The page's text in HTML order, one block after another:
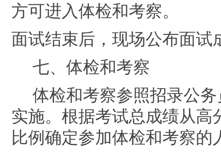
方可进入体检和考察。
面试结束后，现场公布面试
七、体检和考察
体检和考察参照招录公
实施。 根据考试总成绩从高
比例确定参加体检和考察